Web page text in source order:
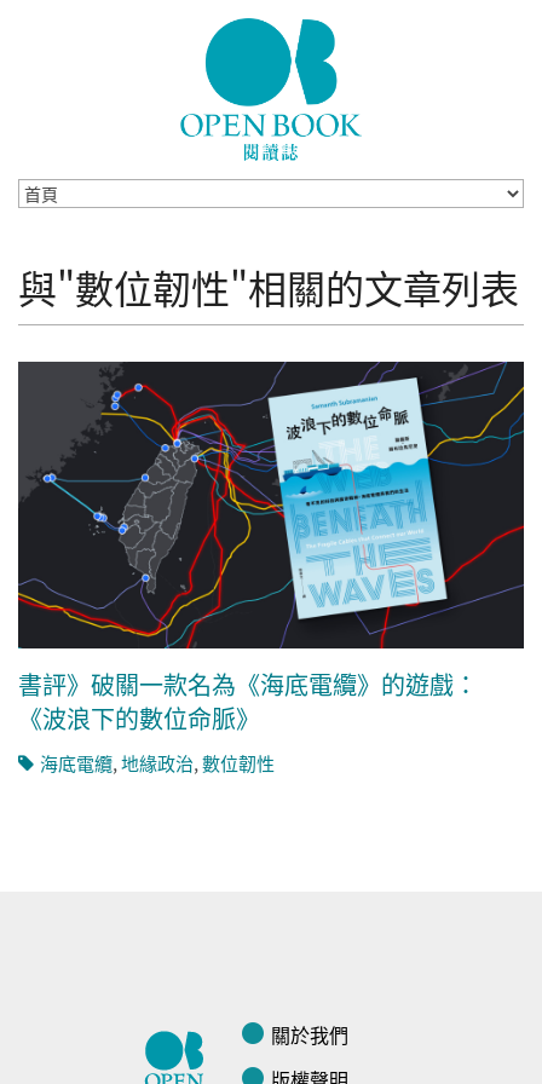
與"數位韌性"相關的文章列表
書評》破關一款名為《海底電纜》的遊戲：
《波浪下的數位命脈》
海底電纜,地緣政治,數位韌性
關於我們